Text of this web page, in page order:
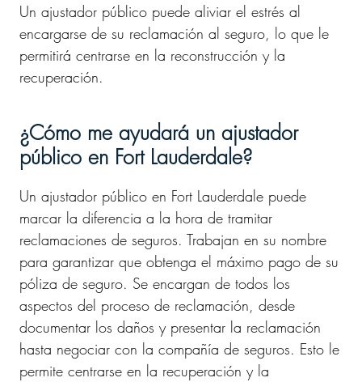
Un ajustador público puede aliviar el estrés al
encargarse de su reclamación al seguro, lo que le
permitirá centrarse en la reconstrucción y la
recuperación.
¿Cómo me ayudará un ajustador
público en Fort Lauderdale?
Un ajustador público en Fort Lauderdale puede
marcar la diferencia a la hora de tramitar
reclamaciones de seguros. Trabajan en su nombre
para garantizar que obtenga el máximo pago de su
póliza de seguro. Se encargan de todos los
aspectos del proceso de reclamación, desde
documentar los daños y presentar la reclamación
hasta negociar con la compañía de seguros. Esto le
permite centrarse en la recuperación y la